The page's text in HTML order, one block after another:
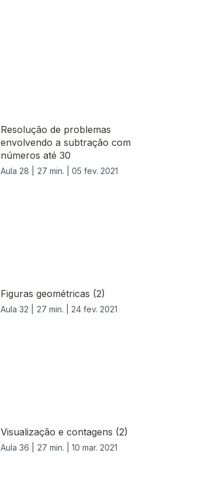
Resolução de problemas
envolvendo a subtração com
números até 30
Aula 28 | 27 min. | 05 fev. 2021
Figuras geométricas (2)
Aula 32 | 27 min. | 24 fev. 2021
Visualização e contagens (2)
Aula 36 | 27 min. | 10 mar. 2021